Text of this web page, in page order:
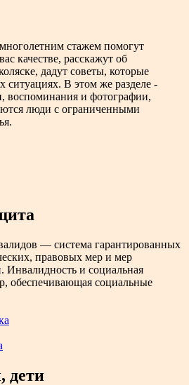
стажем помогут
качестве, расскажут об
дадут советы, которые
ситуациях. В этом же разделе -
воспоминания и фотографии,
люди с ограниченными
— система гарантированных
правовых мер и мер
Инвалидность и социальная
обеспечивающая социальные
дети